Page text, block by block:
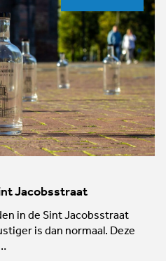
Jacobsstraat
in de Sint Jacobsstraat
is dan normaal. Deze